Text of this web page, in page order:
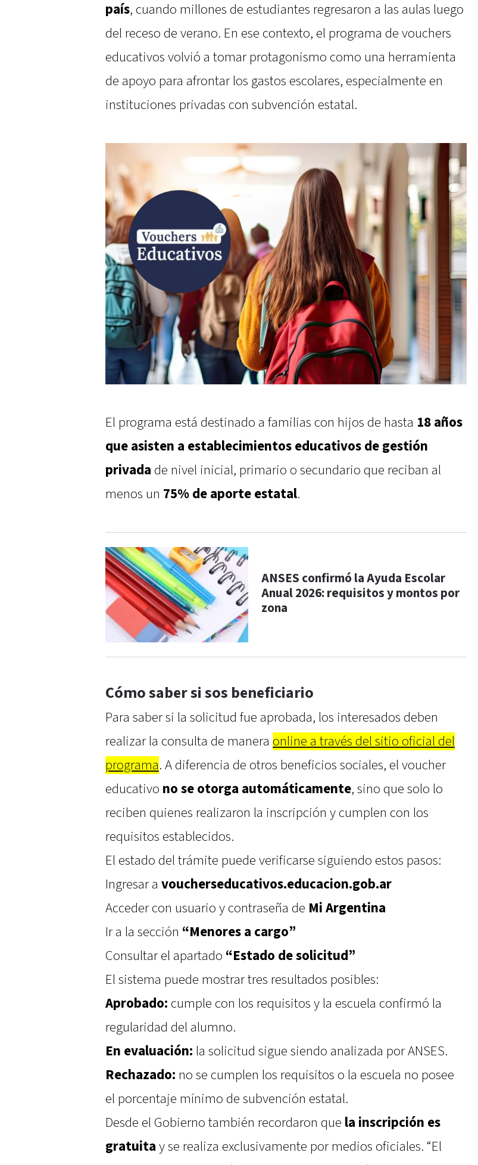
país, cuando millones de estudiantes regresaron a las aulas luego
del receso de verano. En ese contexto, el programa de vouchers
educativos volvió a tomar protagonismo como una herramienta
de apoyo para afrontar los gastos escolares, especialmente en
instituciones privadas con subvención estatal.
El programa está destinado a familias con hijos de hasta 18 años
que asisten a establecimientos educativos de gestión
privada de nivel inicial, primario o secundario que reciban al
menos un 75% de aporte estatal.
ANSES confirmó la Ayuda Escolar
Anual 2026: requisitos y montos por
zona
Cómo saber si sos beneficiario
Para saber si la solicitud fue aprobada, los interesados deben
realizar la consulta de manera online a través del sitio oficial del
programa. A diferencia de otros beneficios sociales, el voucher
educativo no se otorga automáticamente, sino que solo lo
reciben quienes realizaron la inscripción y cumplen con los
requisitos establecidos.
El estado del trámite puede verificarse siguiendo estos pasos:
Ingresar a voucherseducativos.educacion.gob.ar
Acceder con usuario y contraseña de Mi Argentina
Ir a la sección “Menores a cargo”
Consultar el apartado “Estado de solicitud”
El sistema puede mostrar tres resultados posibles:
Aprobado: cumple con los requisitos y la escuela confirmó la
regularidad del alumno.
En evaluación: la solicitud sigue siendo analizada por ANSES.
Rechazado: no se cumplen los requisitos o la escuela no posee
el porcentaje mínimo de subvención estatal.
Desde el Gobierno también recordaron que la inscripción es
gratuita y se realiza exclusivamente por medios oficiales. “El